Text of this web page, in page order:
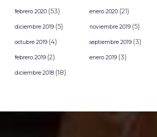
febrero 2020 (53) enero 2020 (21)
diciembre 2019 (5) noviembre 2019 (5)
octubre 2019 (4) septiembre 2019 (3)
febrero 2019 (2) enero 2019 (3)
diciembre 2018 (18)